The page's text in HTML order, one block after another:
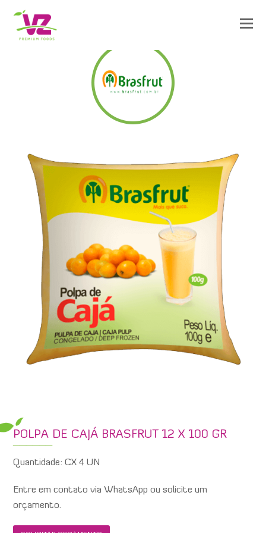
POLPA DE CAJÁ BRASFRUT 12 X 100 GR
Quantidade: CX 4 UN
Entre em contato via WhatsApp ou solicite um
orçamento.